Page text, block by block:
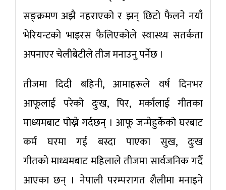
सङ्क्रमण अझै नहराएको र झन् छिटो फैलने नयाँ
भेरियन्टको भाइरस फैलिएकोले स्वास्थ्य सतर्कता
अपनाएर चेलीबेटीले तीज मनाउनु पर्नेछ ।
तीजमा दिदी बहिनी, आमाहरूले वर्ष दिनभर
आफूलाई परेको दुःख, पिर, मर्कालाई गीतका
माध्यमबाट पोख्ने गर्दछन् । आफू जन्मेहुर्केको घरबाट
कर्म घरमा गई बस्दा पाएका सुख, दुःख
गीतकाे माध्यमबाट महिलाले तीजमा सार्वजनिक गर्दै
आएका छन् । नेपाली परम्परागत शैलीमा मनाइने